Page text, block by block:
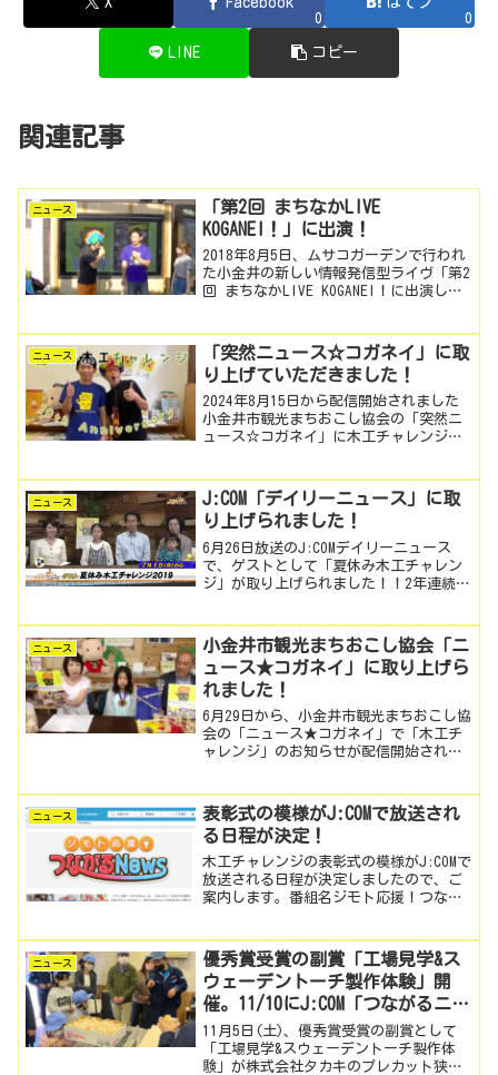
0 0
LINE コピー
関連記事
ニュース
「第2回 まちなかLIVE
KOGANEI！」に出演！
2018年8月5日、ムサコガーデンで行われ
た小金井の新しい情報発信型ライヴ「第2
回 まちなかLIVE KOGANEI！に出演しま
ニュース
「突然ニュース☆コガネイ」に取
り上げていただきました！
2024年8月15日から配信開始されました
小金井市観光まちおこし協会の「突然ニ
ュース☆コガネイ」に木工チャレンジを
ニュース
J:COM「デイリーニュース」に取
り上げられました！
6月26日放送のJ:COMデイリーニュース
で、ゲストとして「夏休み木工チャレン
ジ」が取り上げられました！！2年連続グ
いをしていただきました。ありがとうご
ざいます！また...
ニュース
小金井市観光まちおこし協会「ニ
ュース★コガネイ」に取り上げら
れました！
6月29日から、小金井市観光まちおこし協
会の「ニュース★コガネイ」で「木工チ
ャレンジ」のお知らせが配信開始されま
で買えるの？ 作品ってどうつくればいい
の？過去にはど...
ニュース
表彰式の模様がJ:COMで放送され
る日程が決定！
木工チャレンジの表彰式の模様がJ:COMで
放送される日程が決定しましたので、ご
案内します。番組名ジモト応援！つなが
江・練馬・新座・和光～放送予定日8月31
日（月）午...
ニュース
優秀賞受賞の副賞「工場見学&ス
ウェーデントーチ製作体験」開
催。11/10にJ:COM「つながるニュ
ース」放送
​11月5日(土)、優秀賞受賞の副賞として
「工場見学&スウェーデントーチ製作体
験」が株式会社タカキのプレカット狭山